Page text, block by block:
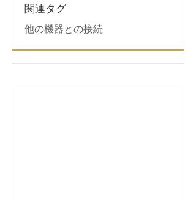
関連タグ
他の機器との接続